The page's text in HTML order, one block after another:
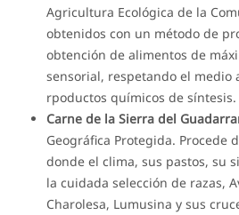
Agricultura Ecológica de la
obtenidos con un método de
obtención de alimentos de
sensorial, respetando el medio
rpoductos químicos de síntesis.
Carne de la Sierra del
Geográfica Protegida. Procede
donde el clima, sus pastos, su
la cuidada selección de razas,
Charolesa, Lumusina y sus